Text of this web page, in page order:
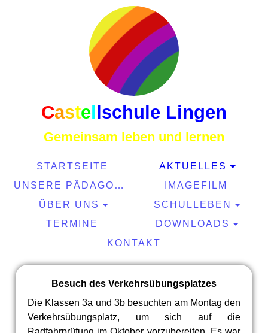
Castel schule Lingen
Gemeinsam leben und lernen
STARTSEITE
AKTUELLES
UNSERE PÄDAGOGIK
IMAGEFILM
ÜBER UNS
SCHULLEBEN
TERMINE
DOWNLOADS
KONTAKT
Besuch des Verkehrsübungsplatzes
Die Klassen 3a und 3b besuchten am Montag den
Verkehrsübungsplatz, um sich auf die